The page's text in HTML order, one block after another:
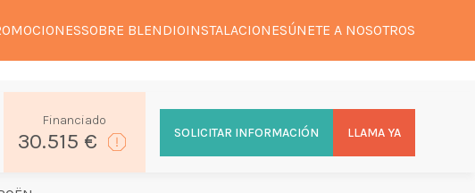
SOBRE BLENDIOINSTALACIONESÚNETE A NOSOTROS
Financiado
30.515 € SOLICITAR INFORMACIÓN LLAMA YA